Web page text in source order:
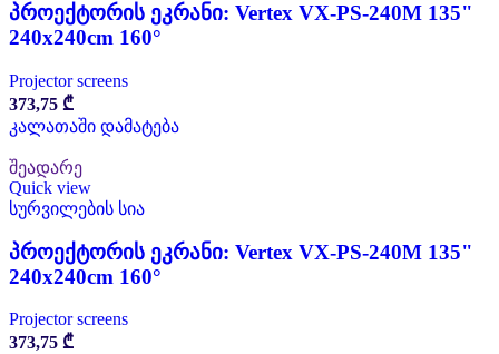
პროექტორის ეკრანი: Vertex VX-PS-240M 135"
240x240cm 160°
Projector screens
373,75 ₾
კალათაში დამატება
შეადარე
Quick view
სურვილების სია
პროექტორის ეკრანი: Vertex VX-PS-240M 135"
240x240cm 160°
Projector screens
373,75 ₾